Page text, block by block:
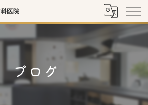
ブログ